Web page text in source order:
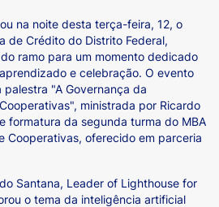
na noite desta terça-feira, 12, o
de Crédito do Distrito Federal,
ramo para um momento dedicado
e celebração. O evento
"A Governança da
ministrada por Ricardo
formatura da segunda turma do MBA
Cooperativas, oferecido em parceria
Santana, Leader of Lighthouse for
o tema da inteligência artificial